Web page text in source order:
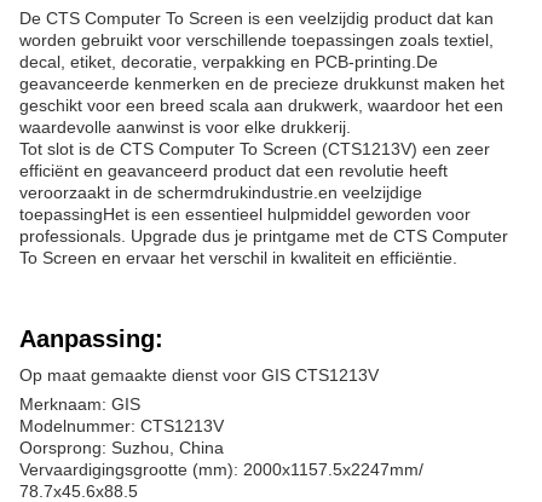
De CTS Computer To Screen is een veelzijdig product dat kan
worden gebruikt voor verschillende toepassingen zoals textiel,
decal, etiket, decoratie, verpakking en PCB-printing.De
geavanceerde kenmerken en de precieze drukkunst maken het
geschikt voor een breed scala aan drukwerk, waardoor het een
waardevolle aanwinst is voor elke drukkerij.
Tot slot is de CTS Computer To Screen (CTS1213V) een zeer
efficiënt en geavanceerd product dat een revolutie heeft
veroorzaakt in de schermdrukindustrie.en veelzijdige
toepassingHet is een essentieel hulpmiddel geworden voor
professionals. Upgrade dus je printgame met de CTS Computer
To Screen en ervaar het verschil in kwaliteit en efficiëntie.
Aanpassing:
Op maat gemaakte dienst voor GIS CTS1213V
Merknaam: GIS
Modelnummer: CTS1213V
Oorsprong: Suzhou, China
Vervaardigingsgrootte (mm): 2000x1157.5x2247mm/
78.7x45.6x88.5